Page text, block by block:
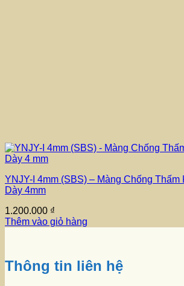
YNJY-I 4mm (SBS) – Màng Chống Thấm
Dày 4mm
1.200.000 ₫
Thêm vào giỏ hàng
Thông tin liên hệ